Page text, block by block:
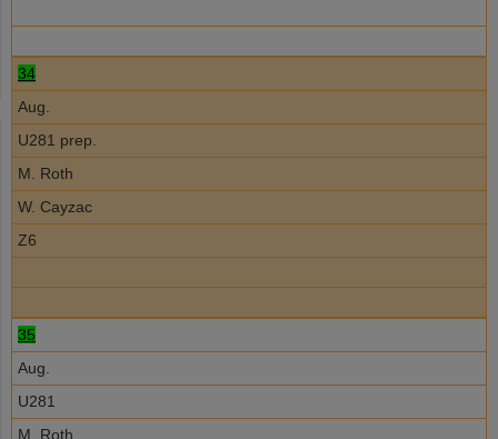
34
Aug.
U281 prep.
M. Roth
W. Cayzac
Z6
35
Aug.
U281
M. Roth